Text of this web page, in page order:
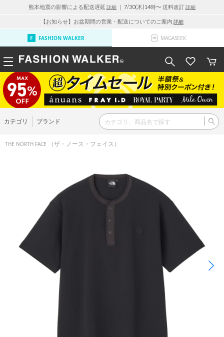
熊本地震の影響による配送遅延 詳細 ｜ 7/30(木)14時〜 送料改訂詳細
【お知らせ】お盆期間の営業・配送についてのご案内 詳細
FASHION WALKER MAGASEEK
カテゴリ ブランド
THE NORTH FACE （ザ・ノース・フェイス）